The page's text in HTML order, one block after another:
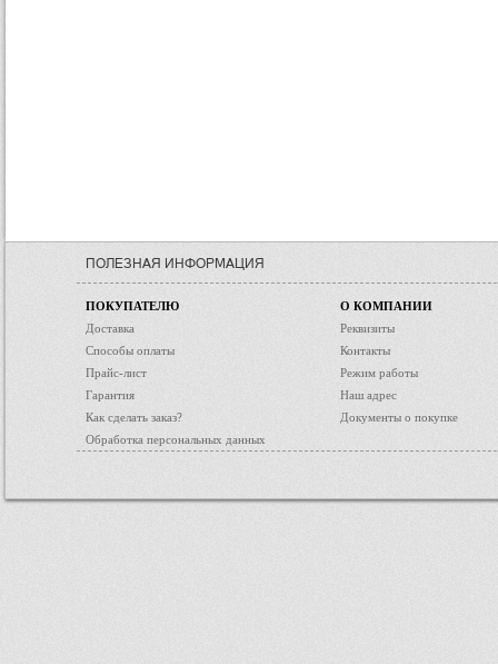
ПОЛЕЗНАЯ ИНФОРМАЦИЯ
ПОКУПАТЕЛЮ
Доставка
Способы оплаты
Прайс-лист
Гарантия
Как сделать заказ?
Обработка персональных данных
О КОМПАНИИ
Реквизиты
Контакты
Режим работы
Наш адрес
Документы о покупке